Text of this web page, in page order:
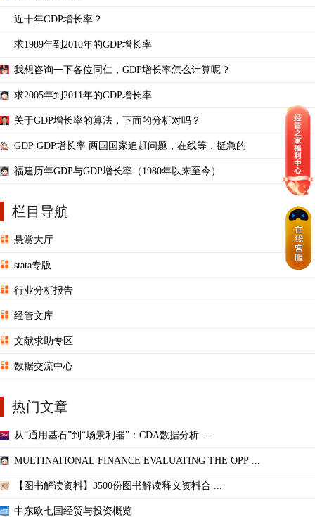
近十年GDP增长率？
求1989年到2010年的GDP增长率
我想咨询一下各位同仁，GDP增长率怎么计算呢？
求2005年到2011年的GDP增长率
关于GDP增长率的算法，下面的分析对吗？
GDP GDP增长率 两国国家追赶问题，在线等，挺急的
福建历年GDP与GDP增长率（1980年以来至今）
栏目导航
悬赏大厅
stata专版
行业分析报告
经管文库
文献求助专区
数据交流中心
热门文章
从“通用基石”到“场景利器”：CDA数据分析 ...
MULTINATIONAL FINANCE EVALUATING THE OPP ...
【图书解读资料】3500份图书解读释义资料合 ...
中东欧七国经贸与投资概览